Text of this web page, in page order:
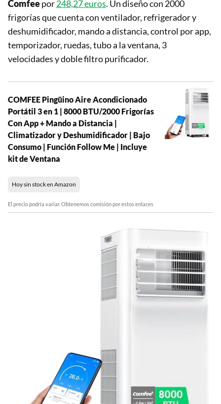
Comfeepor248,27 euros. Un diseño con 2000
frigorías que cuenta con ventilador, refrigerador y
deshumidificador, mando a distancia, control por app,
temporizador, ruedas, tubo a la ventana, 3
velocidades y doble filtro purificador.
COMFEE Pingüino Aire Acondicionado
Portátil 3 en 1 | 8000 BTU/2000 Frigorías
Con App + Mando a Distancia |
Climatizador y Deshumidificador | Bajo
Consumo | Función Follow Me | Incluye
kit de Ventana
Hoy sin stock en Amazon
El precio podría variar. Obtenemos comisión por estos enlaces